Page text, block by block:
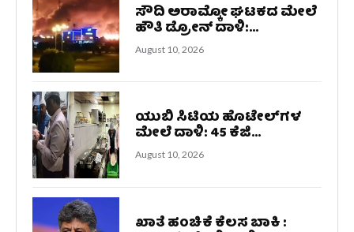
ಸೌದಿ ಅರಾಮ್ಕೋ ಘಟಕದ ಮೇಲೆ
ಹೌತಿ ಡ್ರೋನ್ ದಾಳಿ:...
August 10, 2026
ಯುಬಿ ಸಿಟಿಯ ಹೊಟೇಲ್‌ಗಳ
ಮೇಲೆ ದಾಳಿ: 45 ಕೆಜಿ...
August 10, 2026
ಖಾತೆ ಹಂಚಿಕೆ ಕೆಲಸ ಬಾಕಿ :